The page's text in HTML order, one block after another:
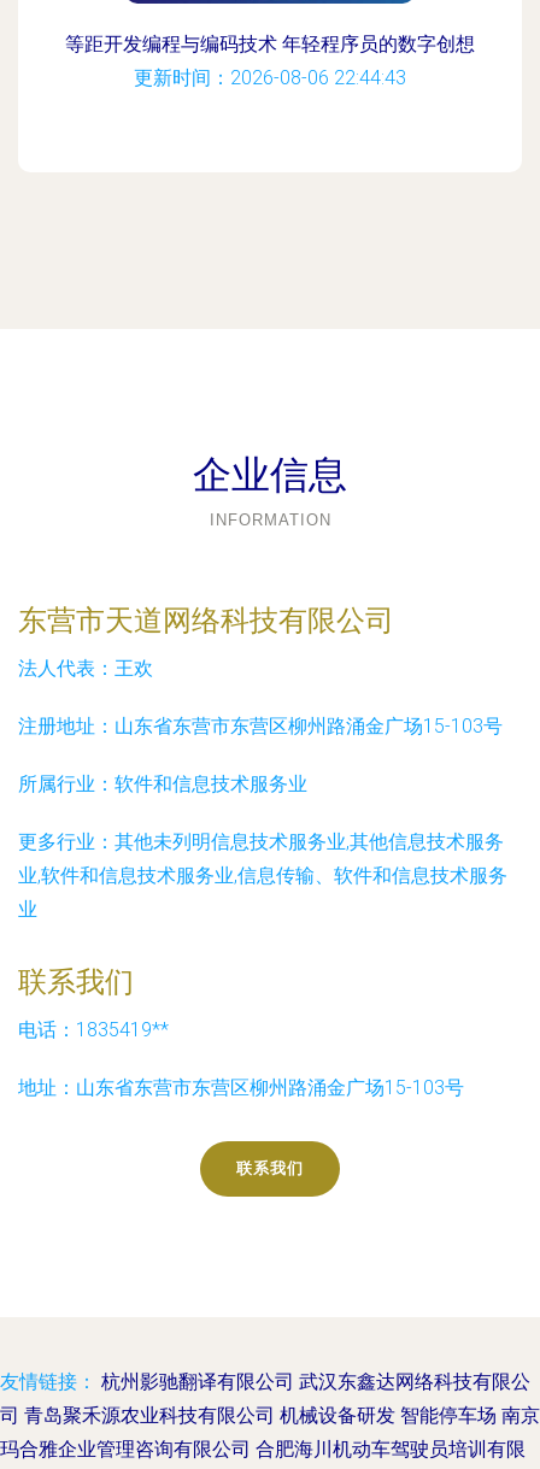
等距开发编程与编码技术 年轻程序员的数字创想
更新时间：2026-08-06 22:44:43
企业信息
INFORMATION
东营市天道网络科技有限公司
法人代表： 王欢
注册地址： 山东省东营市东营区柳州路涌金广场15-103号
所属行业： 软件和信息技术服务业
更多行业： 其他未列明信息技术服务业,其他信息技术服务
业,软件和信息技术服务业,信息传输、软件和信息技术服务
业
联系我们
电话：1835419**
地址：山东省东营市东营区柳州路涌金广场15-103号
联系我们
友情链接： 杭州影驰翻译有限公司 武汉东鑫达网络科技有限公
司 青岛聚禾源农业科技有限公司 机械设备研发 智能停车场 南京
玛合雅企业管理咨询有限公司 合肥海川机动车驾驶员培训有限